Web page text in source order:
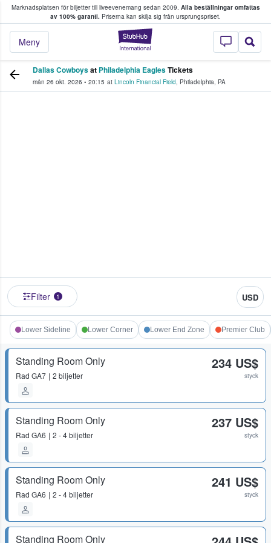
Marknadsplatsen för biljetter till liveevenemang sedan 2009. Alla beställningar omfattas
av 100% garanti. Priserna kan skilja sig från ursprungspriset.
StubHub – där
Meny
köper och säljer biljetter.
Dallas Cowboysat Philadelphia EaglesTickets
mån 26 okt. 2026 • 20:15 at Lincoln Financial Field, Philadelphia, PA
Filter 1 USD
Lower Sideline Lower Corner Lower End Zone Premier Club
Standing Room Only
Rad GA7 2 biljetter
234 US$
styck
Standing Room Only
Rad GA6 2 - 4 biljetter
237 US$
styck
Standing Room Only
Rad GA6 2 - 4 biljetter
241 US$
styck
Standing Room Only